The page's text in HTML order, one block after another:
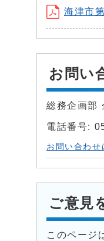
海津市
お問い
総務企画部
電話番号:
お問い合わせ
ご意見
このページ